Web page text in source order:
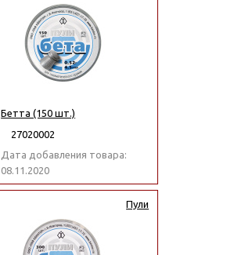
Бетта (150 шт.)
27020002
Дата добавления товара:
08.11.2020
Пули